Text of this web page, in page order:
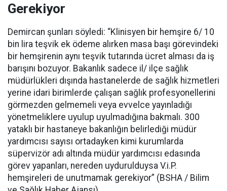
Gerekiyor
Demircan şunları söyledi: “Klinisyen bir hemşire 6/ 10
bin lira teşvik ek ödeme alırken masa başı görevindeki
bir hemşirenin aynı teşvik tutarında ücret alması da iş
barışını bozuyor. Bakanlık sadece il/ ilçe sağlık
müdürlükleri dışında hastanelerde de sağlık hizmetleri
yerine idari birimlerde çalışan sağlık profesyonellerini
görmezden gelmemeli veya evvelce yayınladığı
yönetmeliklere uyulup uyulmadığına bakmalı. 300
yataklı bir hastaneye bakanlığın belirlediği müdür
yardımcısı sayısı ortadayken kimi kurumlarda
süpervizör adı altında müdür yardımcısı edasında
görev yapanları, nereden uydurulduysa V.i.P.
hemşireleri de unutmamak gerekiyor” (BSHA / Bilim